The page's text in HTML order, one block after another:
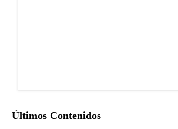
Últimos Contenidos